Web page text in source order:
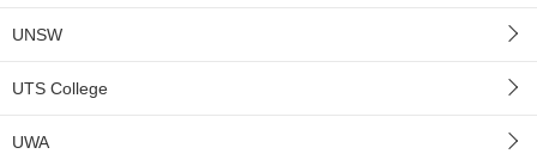
UNSW
UTS College
UWA